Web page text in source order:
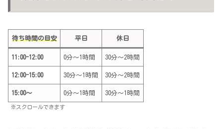
待ち時間の目安 平日 休日
11:00-12:00 0分～1時間 30分～2時間
12:00-15:00 30分～1時間 30分～2時間
15:00～ 0分～1時間 30分～1時間
※スクロールできます